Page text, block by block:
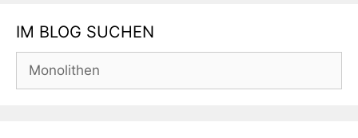
IM BLOG SUCHEN
nach: